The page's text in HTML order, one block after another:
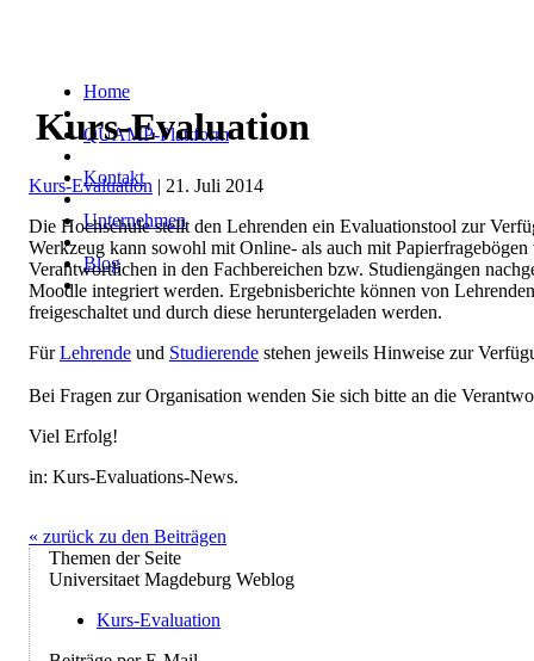
Home
QUAMP-Plattform
Kontakt
Unternehmen
Blog
Kurs-Evaluation
Kurs-Evaluation | 21. Juli 2014
Die Hochschule stellt den Lehrenden ein Evaluationstool zur
Werkzeug kann sowohl mit Online- als auch mit
Verantwortlichen in den Fachbereichen bzw. Studiengängen
Moodle integriert werden. Ergebnisberichte können von
freigeschaltet und durch diese heruntergeladen werden.
FürLehrende und Studierende stehen jeweils Hinweise zur
Bei Fragen zur Organisation wenden Sie sich bitte an die
Viel Erfolg!
in: Kurs-Evaluations-News.
« zurück zu den Beiträgen
Themen der Seite
Universitaet Magdeburg Weblog
Kurs-Evaluation